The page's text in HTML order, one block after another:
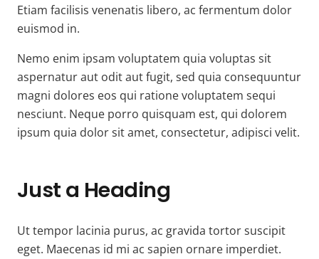
Etiam facilisis venenatis libero, ac fermentum dolor
euismod in.
Nemo enim ipsam voluptatem quia voluptas sit
aspernatur aut odit aut fugit, sed quia consequuntur
magni dolores eos qui ratione voluptatem sequi
nesciunt. Neque porro quisquam est, qui dolorem
ipsum quia dolor sit amet, consectetur, adipisci velit.
Just a Heading
Ut tempor lacinia purus, ac gravida tortor suscipit
eget. Maecenas id mi ac sapien ornare imperdiet.